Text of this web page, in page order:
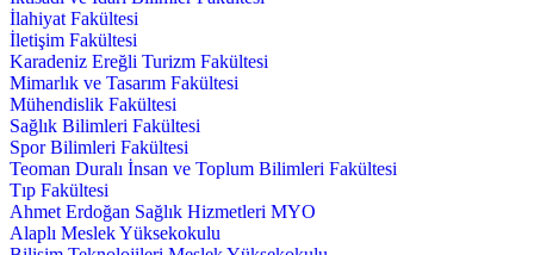
İlahiyat Fakültesi
İletişim Fakültesi
Karadeniz Ereğli Turizm Fakültesi
Mimarlık ve Tasarım Fakültesi
Mühendislik Fakültesi
Sağlık Bilimleri Fakültesi
Spor Bilimleri Fakültesi
Teoman Duralı İnsan ve Toplum Bilimleri Fakültesi
Tıp Fakültesi
Ahmet Erdoğan Sağlık Hizmetleri MYO
Alaplı Meslek Yüksekokulu